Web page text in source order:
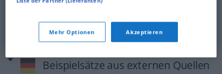
Beispielsätze aus externen Quellen
Mehr Optionen Akzeptieren